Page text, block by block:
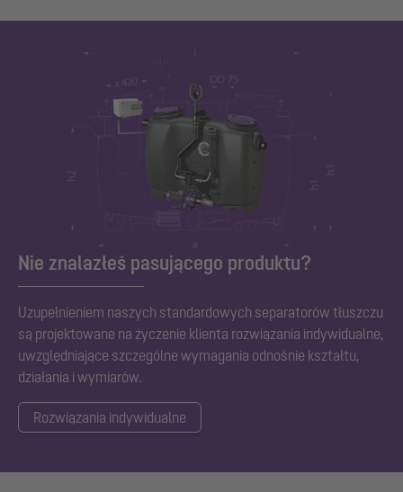
Nie znalazłeś pasującego produktu?
Uzupełnieniem naszych standardowych separatorów tłuszczu
są projektowane na życzenie klienta rozwiązania indywidualne,
uwzględniające szczególne wymagania odnośnie kształtu,
działania i wymiarów.
Rozwiązania indywidualne